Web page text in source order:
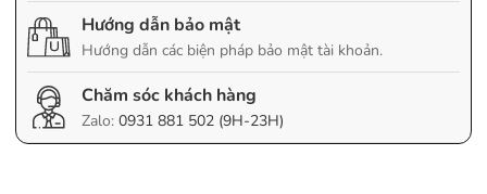
Hướng dẫn bảo mật
Hướng dẫn các biện pháp bảo mật tài khoản.
Chăm sóc khách hàng
Zalo: 0931 881 502 (9H-23H)